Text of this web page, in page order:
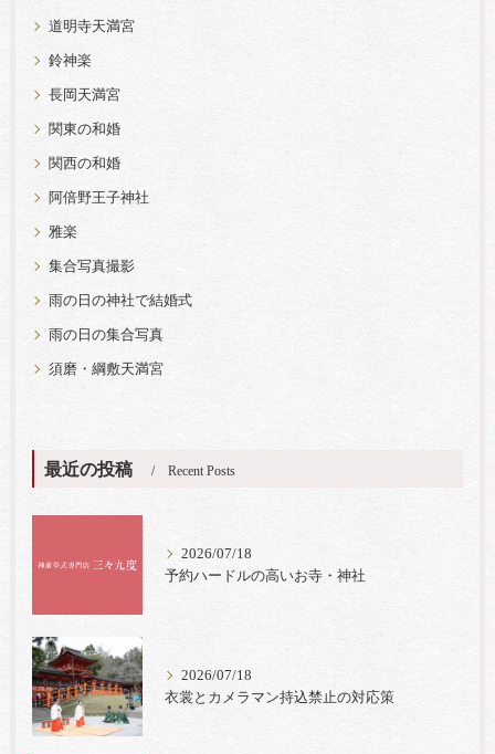
道明寺天満宮
鈴神楽
長岡天満宮
関東の和婚
関西の和婚
阿倍野王子神社
雅楽
集合写真撮影
雨の日の神社で結婚式
雨の日の集合写真
須磨・綱敷天満宮
最近の投稿 Recent Posts
2026/07/18
予約ハードルの高いお寺・神社
2026/07/18
衣裳とカメラマン持込禁止の対応策